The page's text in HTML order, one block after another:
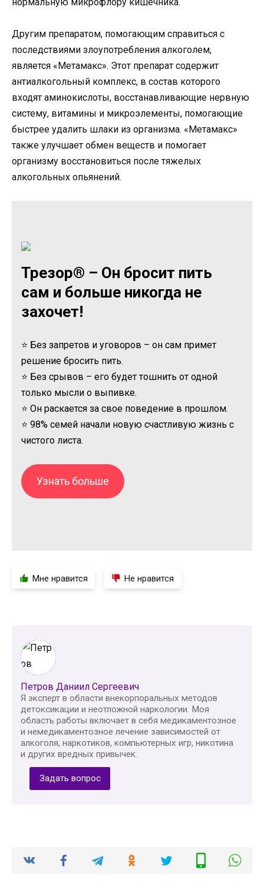
Другим препаратом, помогающим справиться с
последствиями злоупотребления алкоголем,
является «Метамакс». Этот препарат содержит
антиалкогольный комплекс, в состав которого
входят аминокислоты, восстанавливающие нервную
систему, витамины и микроэлементы, помогающие
быстрее удалить шлаки из организма. «Метамакс»
также улучшает обмен веществ и помогает
организму восстановиться после тяжелых
алкогольных опьянений.
Трезор® – Он бросит пить
сам и больше никогда не
захочет!
⭐ Без запретов и уговоров – он сам примет
решение бросить пить.
⭐ Без срывов – его будет тошнить от одной
только мысли о выпивке.
⭐ Он раскается за свое поведение в прошлом.
⭐ 98% семей начали новую счастливую жизнь с
чистого листа.
Узнать больше
Мне нравится Не нравится
Петров Даниил Сергеевич
Я эксперт в области внекорпоральных методов
детоксикации и неотложной наркологии. Моя
область работы включает в себя медикаментозное
и немедикаментозное лечение зависимостей от
алкоголя, наркотиков, компьютерных игр, никотина
и других вредных привычек.
Задать вопрос